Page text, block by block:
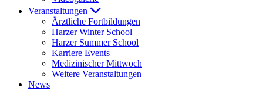
Veranstaltungen
Ärztliche Fortbildungen
Harzer Winter School
Harzer Summer School
Karriere Events
Medizinischer Mittwoch
Weitere Veranstaltungen
News